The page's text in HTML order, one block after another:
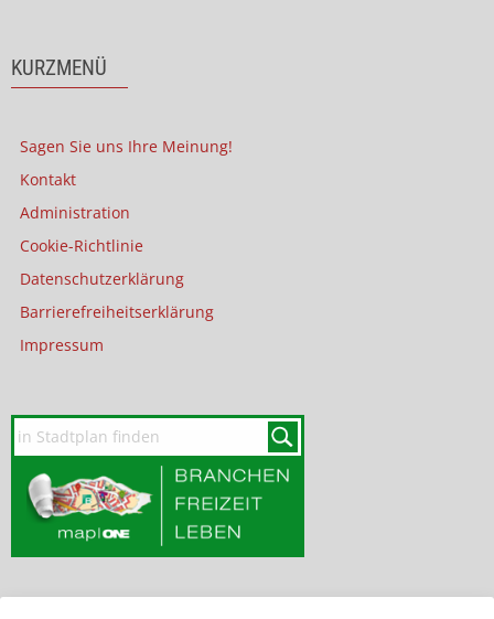
KURZMENÜ
Sagen Sie uns Ihre Meinung!
Kontakt
Administration
Cookie-Richtlinie
Datenschutzerklärung
Barrierefreiheitserklärung
Impressum